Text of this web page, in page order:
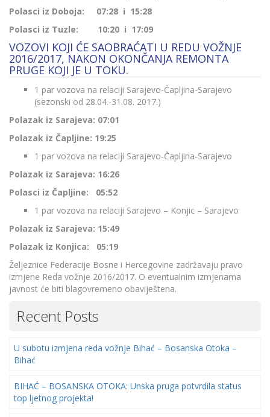
Polasci iz Doboja: 07:28 i 15:28
Polasci iz Tuzle: 10:20 i 17:09
VOZOVI KOJI ĆE SAOBRAĆATI U REDU VOŽNJE
2016/2017, NAKON OKONČANJA REMONTA
PRUGE KOJI JE U TOKU.
1 par vozova na relaciji Sarajevo-Čapljina-Sarajevo
(sezonski od 28.04.-31.08. 2017.)
Polazak iz Sarajeva: 07:01
Polazak iz Čapljine: 19:25
1 par vozova na relaciji Sarajevo-Čapljina-Sarajevo
Polazak iz Sarajeva: 16:26
Polasci iz Čapljine: 05:52
1 par vozova na relaciji Sarajevo – Konjic – Sarajevo
Polazak iz Sarajeva: 15:49
Polazak iz Konjica: 05:19
Željeznice Federacije Bosne i Hercegovine zadržavaju pravo
izmjene Reda vožnje 2016/2017. O eventualnim izmjenama
javnost će biti blagovremeno obaviještena.
Recent Posts
U subotu izmjena reda vožnje Bihać – Bosanska Otoka –
Bihać
BIHAĆ – BOSANSKA OTOKA: Unska pruga potvrdila status
top ljetnog projekta!